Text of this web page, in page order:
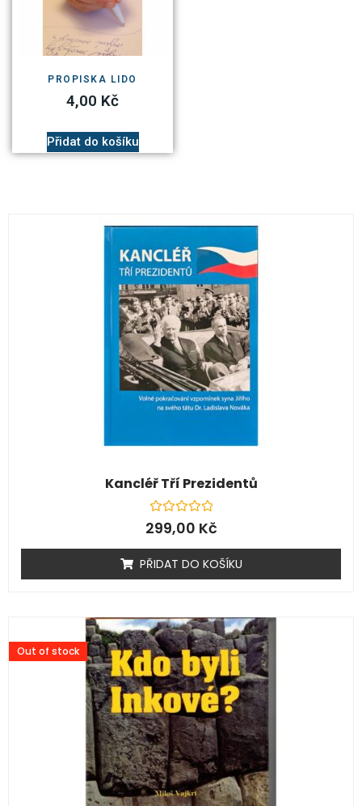
PROPISKA LIDO
4,00 Kč
Přidat do košíku
Kancléř Tří Prezidentů
Hodnocení
0
5
299,00 Kč
PŘIDAT DO KOŠÍKU
Out of stock